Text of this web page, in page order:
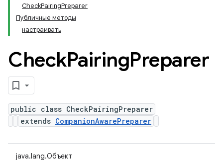
CheckPairingPreparer
Публичные методы
настраивать
CheckPairingPreparer
public class CheckPairingPreparer
extends CompanionAwarePreparer
java.lang.Объект